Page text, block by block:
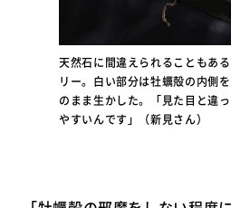
天然石に間違えられることもあ
リー。白い部分は牡蠣殻の内側
のまま生かした。「見た目と違
やすいんです」（新見さん）